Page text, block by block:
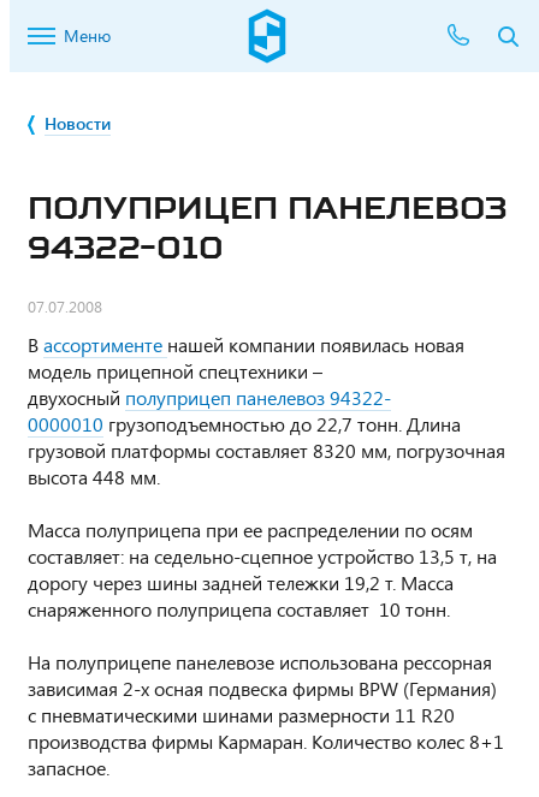
Меню
Новости
ПОЛУПРИЦЕП ПАНЕЛЕВОЗ
94322-010
07.07.2008
Вассортименте нашей компании появилась новая
модель прицепной спецтехники –
двухосный полуприцеп панелевоз 94322-
0000010 грузоподъемностью до 22,7 тонн. Длина
грузовой платформы составляет 8320 мм, погрузочная
высота 448 мм.
Масса полуприцепа при ее распределении по осям
составляет: на седельно-сцепное устройство 13,5 т, на
дорогу через шины задней тележки 19,2 т. Масса
снаряженного полуприцепа составляет 10 тонн.
На полуприцепе панелевозе использована рессорная
зависимая 2-х осная подвеска фирмы BPW (Германия)
с пневматическими шинами размерности 11 R20
производства фирмы Кармаран. Количество колес 8+1
запасное.